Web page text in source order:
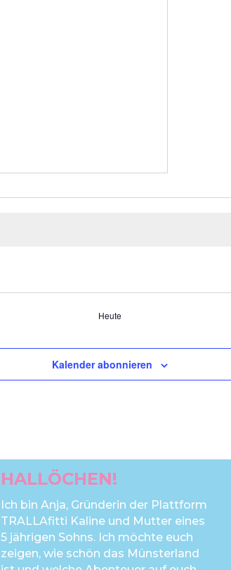
Heute
Kalender abonnieren
HALLÖCHEN!
Ich bin Anja, Gründerin der Plattform
TRALLAfitti Kaline und Mutter eines
5 jährigen Sohns. Ich möchte euch
zeigen, wie schön das Münsterland